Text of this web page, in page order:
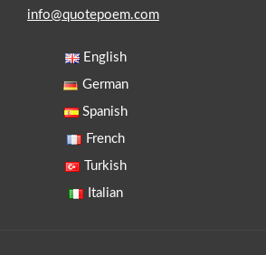
info@quotepoem.com
English
German
Spanish
French
Turkish
Italian